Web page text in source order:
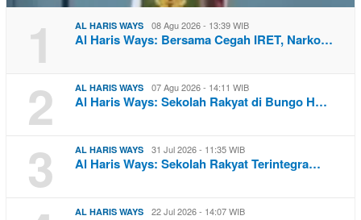
1 AL HARIS WAYS 08 Agu 2026 - 13:39 WIB
Al Haris Ways: Bersama Cegah IRET, Narko…
2 AL HARIS WAYS 07 Agu 2026 - 14:11 WIB
Al Haris Ways: Sekolah Rakyat di Bungo H…
3 AL HARIS WAYS 31 Jul 2026 - 11:35 WIB
Al Haris Ways: Sekolah Rakyat Terintegra…
AL HARIS WAYS 22 Jul 2026 - 14:07 WIB